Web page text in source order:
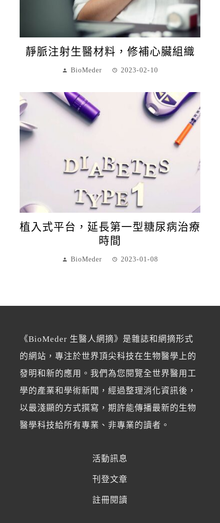
靜脈注射生醫材料，修補心臟組織
BioMeder 2023-02-10
植入式平台，延長第一型糖尿病治療
時間
BioMeder 2023-01-08
《BioMeder 生醫人網摘》是雜誌和網摘形式
的網站，專注於世界頂尖科技在生物醫學上的
發明和新的應用。我們為您閱覽全世界醫用工
學的產業和學術新聞，經過整理消化資訊後，
以最淺顯的方式撰寫，期許能傳播最新的生物
醫學科技給所有專業、非專業的讀者。
活動訊息
刊登文章
註冊閱讀